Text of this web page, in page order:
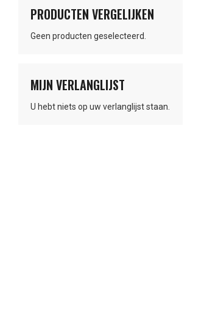
PRODUCTEN VERGELIJKEN
Geen producten geselecteerd.
MIJN VERLANGLIJST
U hebt niets op uw verlanglijst staan.